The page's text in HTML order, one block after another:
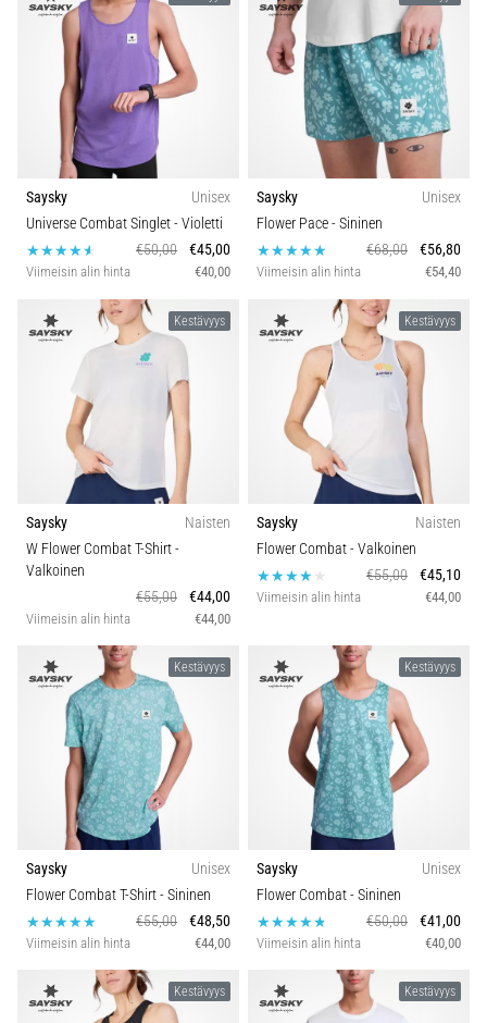
Saysky
Unisex
Universe Combat Singlet- Violetti
€50,00
€45,00
Viimeisin alin hinta €40,00
Saysky
Unisex
Flower Pace- Sininen
€68,00
€56,80
Viimeisin alin hinta €54,40
Kestävyys
Saysky
Naisten
W Flower Combat T-Shirt-
Valkoinen
€55,00
€44,00
Viimeisin alin hinta €44,00
Kestävyys
Saysky
Naisten
Flower Combat- Valkoinen
€55,00
€45,10
Viimeisin alin hinta €44,00
Kestävyys
Saysky
Unisex
Flower Combat T-Shirt- Sininen
€55,00
€48,50
Viimeisin alin hinta €44,00
Kestävyys
Saysky
Unisex
Flower Combat- Sininen
€50,00
€41,00
Viimeisin alin hinta €40,00
Kestävyys Kestävyys